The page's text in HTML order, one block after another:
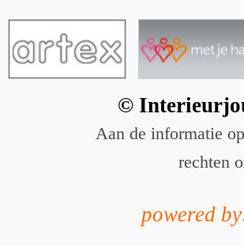
©
Aan de informatie
rechten
powered